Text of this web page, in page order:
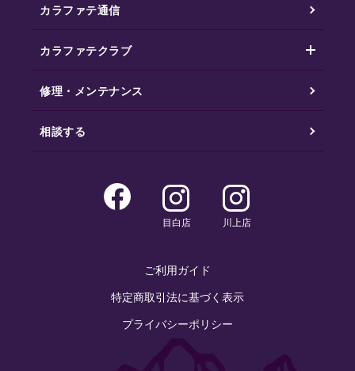
カラファテ通信
カラファテクラブ
修理・メンテナンス
相談する
目白店 川上店
ご利用ガイド
特定商取引法に基づく表示
プライバシーポリシー